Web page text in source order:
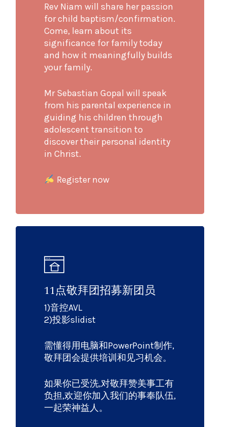
Rev Niam will share her passion
for child baptism/confirmation.
Come, learn about its
significance for family today
and how it meaningfully builds
your family.
Mr Sebastian Gopal will speak
from his parental experience in
guiding his children through
adolescent transition to
discover their personal identity
in Christ.
Register now
11点敬拜团招募新团员
1)音控AVL
2)投影slidist
需懂得用电脑和PowerPoint制作,
敬拜团会提供培训和见习机会。
如果你已受洗,对敬拜赞美事工有
负担,欢迎你加入我们的事奉队伍,
一起荣神益人。